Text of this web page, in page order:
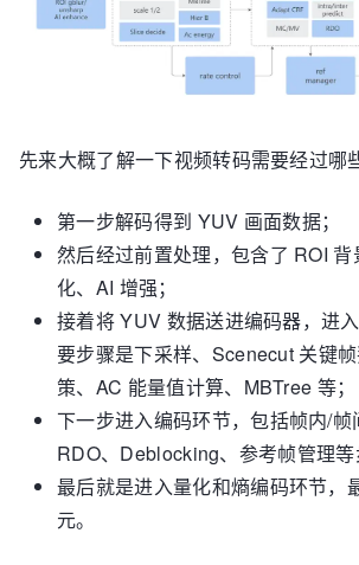
先来大概了解一下视频转码需要经过哪
第一步解码得到 YUV 画面数据；
然后经过前置处理，包含了 ROI
化、AI 增强；
接着将 YUV 数据送进编码器，进
要步骤是下采样、Scenecut 关键
策、AC 能量值计算、MBTree 等；
下一步进入编码环节，包括帧内/帧
RDO、Deblocking、参考帧管理等
最后就是进入量化和熵编码环节，
元。